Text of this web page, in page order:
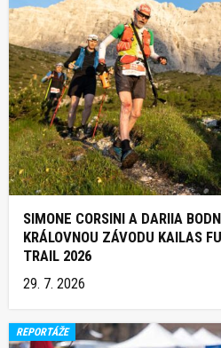
SIMONE CORSINI A DARIIA
KRÁLOVNOU ZÁVODU KAILAS
TRAIL 2026
29. 7. 2026
REPORTÁŽE